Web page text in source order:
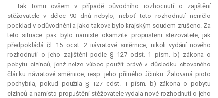
Tak tomu ovšem v případě původního rozhodnutí o zajištění
stěžovatele v délce 90 dnů nebylo, neboť toto rozhodnutí nemělo
podklad v odůvodnění a jako takové bylo krajským soudem zrušeno. Za
této situace pak bylo namístě okamžité propuštění stěžovatele, jak
předpokládá čl. 15 odst. 2 návratové směrnice, nikoli vydání nového
rozhodnutí o jeho zajištění podle § 127 odst. 1 písm. b) zákona o
pobytu cizinců, jenž nelze vůbec použít právě v důsledku citovaného
článku návratové směrnice, resp. jeho přímého účinku. Žalovaná proto
pochybila, pokud použila § 127 odst. 1 písm. b) zákona o pobytu
cizinců a namísto propuštění stěžovatele vydala nové rozhodnutí o jeho